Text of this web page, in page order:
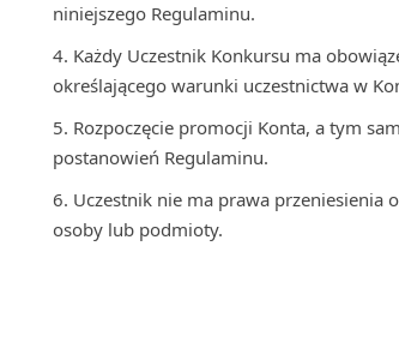
niniejszego Regulaminu.
Każdy Uczestnik Konkursu ma
określającego warunki uczestnictwa w
Rozpoczęcie promocji Konta, a tym
postanowień Regulaminu.
Uczestnik nie ma prawa
osoby lub podmioty.